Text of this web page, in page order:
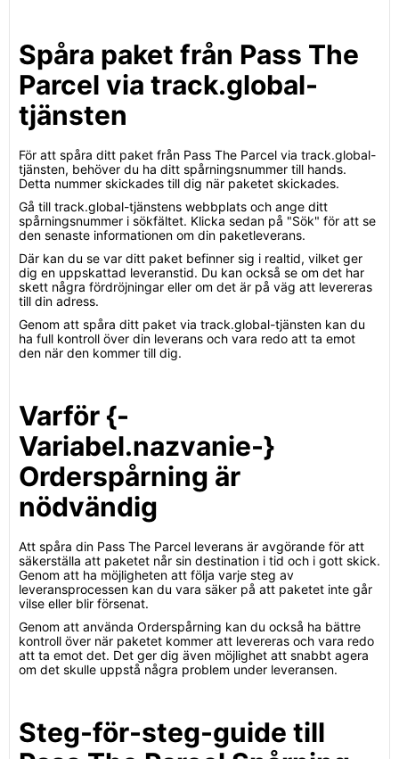
Spåra paket från Pass The
Parcel via track.global-
tjänsten
För att spåra ditt paket från Pass The Parcel via track.global-
tjänsten, behöver du ha ditt spårningsnummer till hands.
Detta nummer skickades till dig när paketet skickades.
Gå till track.global-tjänstens webbplats och ange ditt
spårningsnummer i sökfältet. Klicka sedan på "Sök" för att se
den senaste informationen om din paketleverans.
Där kan du se var ditt paket befinner sig i realtid, vilket ger
dig en uppskattad leveranstid. Du kan också se om det har
skett några fördröjningar eller om det är på väg att levereras
till din adress.
Genom att spåra ditt paket via track.global-tjänsten kan du
ha full kontroll över din leverans och vara redo att ta emot
den när den kommer till dig.
Varför {-
Variabel.nazvanie-}
Orderspårning är
nödvändig
Att spåra din Pass The Parcel leverans är avgörande för att
säkerställa att paketet når sin destination i tid och i gott skick.
Genom att ha möjligheten att följa varje steg av
leveransprocessen kan du vara säker på att paketet inte går
vilse eller blir försenat.
Genom att använda Orderspårning kan du också ha bättre
kontroll över när paketet kommer att levereras och vara redo
att ta emot det. Det ger dig även möjlighet att snabbt agera
om det skulle uppstå några problem under leveransen.
Steg-för-steg-guide till